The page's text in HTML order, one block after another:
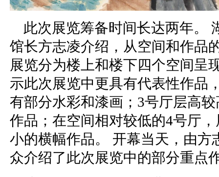
此次展览筹备时间长达两年。
馆长方志凌介绍，从空间和作品
展览分为楼上和楼下四个空间呈
示此次展览中更具有代表性作品
有部分水彩和漆画；3号厅层高
作品；在空间相对较低的4号厅
小的横幅作品。 开幕当天，由方
众介绍了此次展览中的部分重点